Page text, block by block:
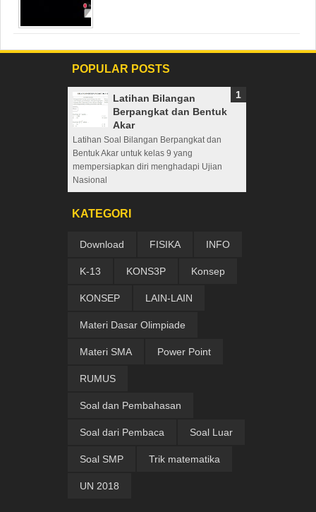
POPULAR POSTS
Latihan Bilangan
Berpangkat dan Bentuk
Akar
Latihan Soal Bilangan Berpangkat dan
Bentuk Akar untuk kelas 9 yang
mempersiapkan diri menghadapi Ujian
Nasional
KATEGORI
Download FISIKA INFO
K-13 KONS3P Konsep
KONSEP LAIN-LAIN
Materi Dasar Olimpiade
Materi SMA Power Point
RUMUS
Soal dan Pembahasan
Soal dari Pembaca Soal Luar
Soal SMP Trik matematika
UN 2018